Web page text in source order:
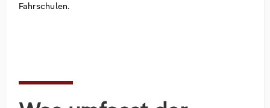
Fahrschulen.